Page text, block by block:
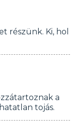
részünk. Ki, hol
a
tojás.